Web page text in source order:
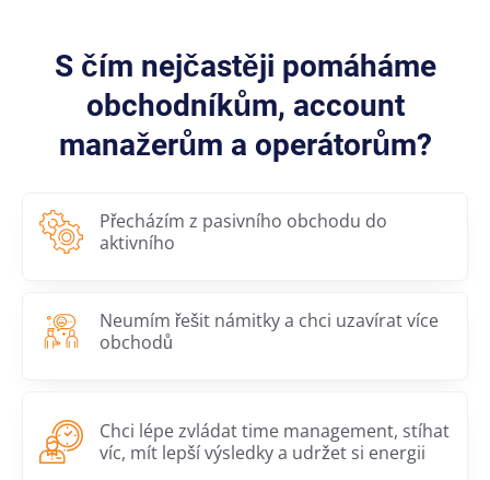
S čím nejčastěji pomáháme
obchodníkům, account
manažerům a operátorům?
Přecházím z pasivního obchodu do
aktivního
Neumím řešit námitky a chci uzavírat více
obchodů
Chci lépe zvládat time management, stíhat
víc, mít lepší výsledky a udržet si energii